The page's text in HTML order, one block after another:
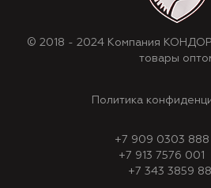
© 2018 - 2024 Компания
товары
Политика
+7 909 0303 888
+7 913 7576 001
+7 343 3859